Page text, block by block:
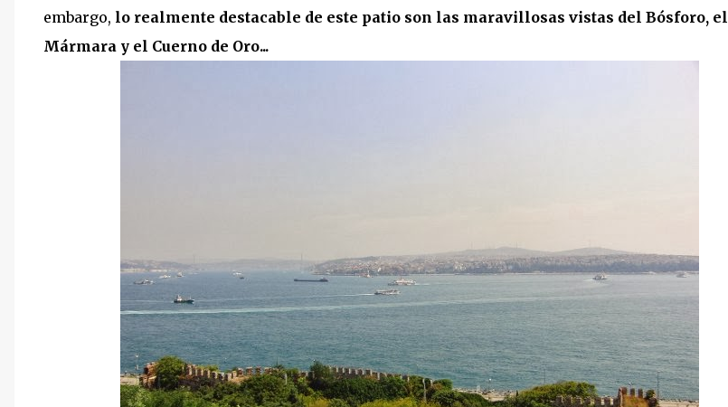
embargo, lo realmente destacable de este patio son las maravillosas vistas del Bósforo, el
Mármara y el Cuerno de Oro...